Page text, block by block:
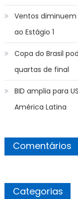
Ventos
ao Estágio 1
Copa do Brasil
quartas de final
BID amplia para
América Latina
Comentários
Categorias